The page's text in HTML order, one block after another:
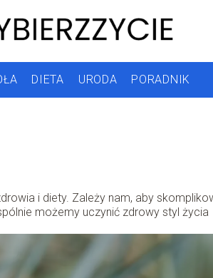
DIETA URODA PORADNIK
i diety. Zależy nam, aby
możemy uczynić zdrowy styl życia